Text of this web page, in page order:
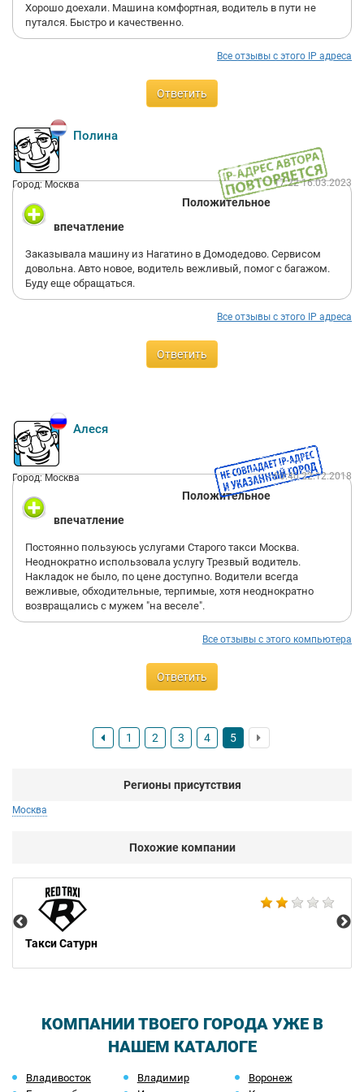
Вас ехать по МКАДу, либо изначально нужно сказать, что
МКАД - это отдельно, в - третьих вы 10 минут смотрели как
хотя обычно мы туда доезжаем за 30-40 минут, в пятых у вас
стоит 600 руб., а мы доехали на 30 км. ближе. Жаль, так и
теряются клиенты. Обязательно опубликую это на банкире.ру.
Хорошо доехали. Машина комфортная, водитель в пути не
путался. Быстро и качественно.
Все отзывы с этого IP адреса
Ответить
Полина
Город: Москва 17:22 16.03.2023
Положительное
впечатление
Заказывала машину из Нагатино в Домодедово. Сервисом
довольна. Авто новое, водитель вежливый, помог с багажом.
Буду еще обращаться.
Все отзывы с этого IP адреса
Ответить
Алеся
Город: Москва 00:40 22.12.2018
Положительное
впечатление
Постоянно пользуюсь услугами Старого такси Москва.
Неоднократно использовала услугу Трезвый водитель.
Накладок не было, по цене доступно. Водители всегда
вежливые, обходительные, терпимые, хотя неоднократно
возвращались с мужем "на веселе".
Все отзывы с этого компьютера
Ответить
1 2 3 4 5
Регионы присутствия
Москва
Похожие компании
Такси Сатурн
КОМПАНИИ ТВОЕГО ГОРОДА УЖЕ В
НАШЕМ КАТАЛОГЕ
Владивосток Владимир
Воронеж